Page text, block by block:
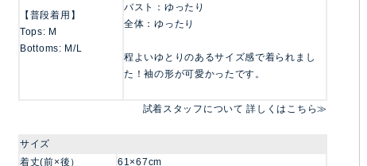
【普段着用】
Tops: M
Bottoms: M/L
バスト：ゆったり
全体：ゆったり
程よいゆとりのあるサイズ感で着られまし
た！袖の形が可愛かったです。
試着スタッフについて 詳しくはこちら≫
サイズ
着丈(前×後）
61×67cm